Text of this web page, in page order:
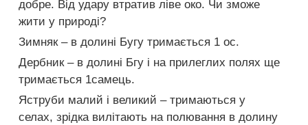
добре. Від удару втратив ліве око. Чи зможе
жити у природі?
Зимняк – в долині Бугу тримається 1 ос.
Дербник – в долині Бгу і на прилеглих полях ще
тримається 1самець.
Яструби малий і великий – тримаються у
селах, зрідка вилітають на полювання в долину